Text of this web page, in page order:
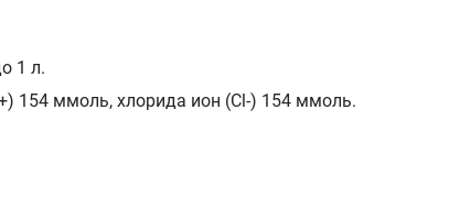
1 л.
154 ммоль, хлорида ион (Сl-) 154 ммоль.